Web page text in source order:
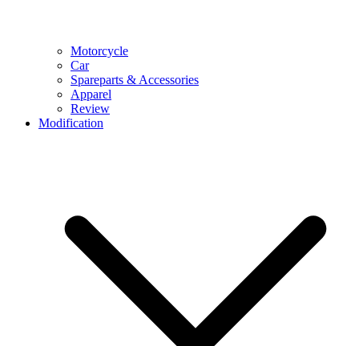
Motorcycle
Car
Spareparts & Accessories
Apparel
Review
Modification